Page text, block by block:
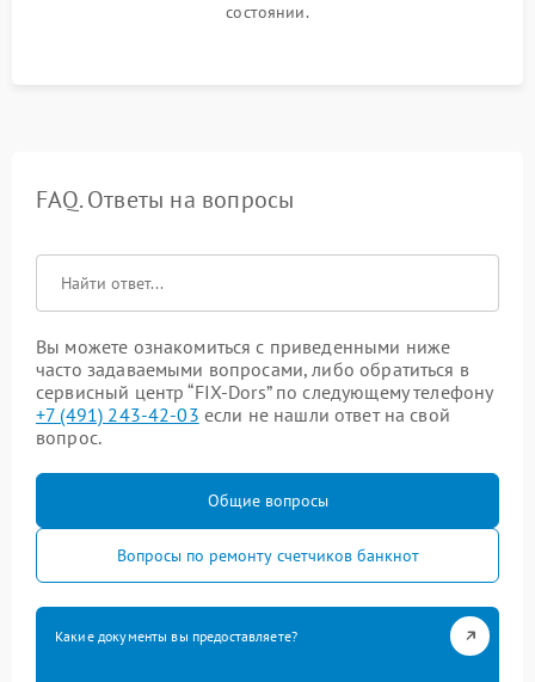
состоянии.
FAQ. Ответы на вопросы
Вы можете ознакомиться с приведенными ниже
часто задаваемыми вопросами, либо обратиться в
сервисный центр “FIX-Dors” по следующему телефону
+7 (491) 243-42-03 если не нашли ответ на свой
вопрос.
Общие вопросы
Вопросы по ремонту счетчиков банкнот
Какие документы вы предоставляете?